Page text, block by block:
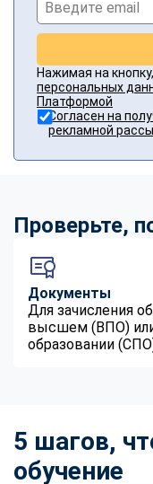
Нажимая на
персональных
Платформой
Согласен на
рекламной
Проверьте,
Документы
Для зачисления
высшем (ВПО)
образовании
5 шагов,
обучение